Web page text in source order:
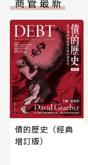
債的歷史（經典
增訂版）